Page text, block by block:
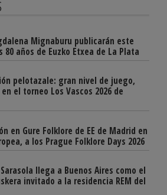
Mignaburu publicarán este
años de Euzko Etxea de La Plata
pelotazale: gran nivel de juego,
el torneo Los Vascos 2026 de
en Gure Folklore de EE de Madrid en
a los Prague Folklore Days 2026
llega a Buenos Aires como el
invitado a la residencia REM del